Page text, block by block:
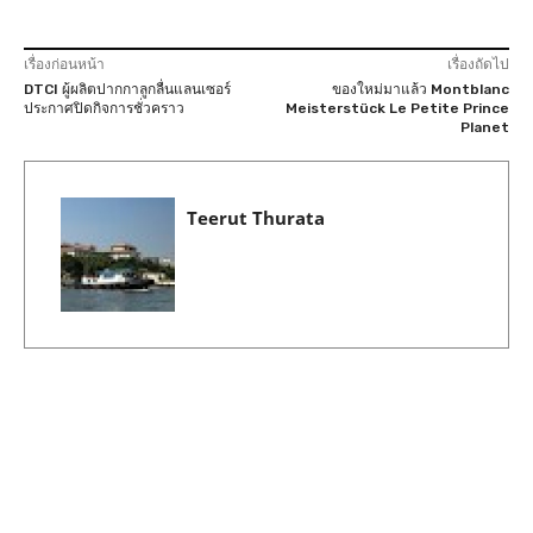
เรื่องก่อนหน้า
DTCI ผู้ผลิตปากกาลูกลื่นแลนเซอร์
ประกาศปิดกิจการชั่วคราว
เรื่องถัดไป
ของใหม่มาแล้ว Montblanc
Meisterstück Le Petite Prince
Planet
Teerut Thurata